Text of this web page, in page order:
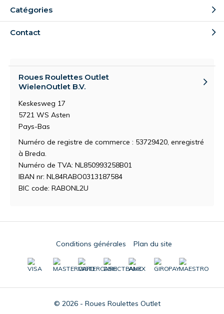
Catégories
Contact
Roues Roulettes Outlet
WielenOutlet B.V.
Keskesweg 17
5721 WS Asten
Pays-Bas
Numéro de registre de commerce : 53729420, enregistré
à Breda.
Numéro de TVA: NL850993258B01
IBAN nr: NL84RABO0313187584
BIC code: RABONL2U
© 2026 - Roues Roulettes Outlet
Conditions générales Plan du site